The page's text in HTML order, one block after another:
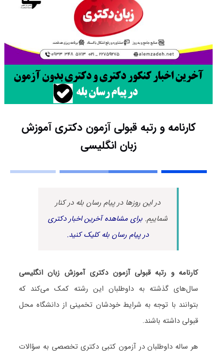
کارنامه و رتبه قبولی آزمون دکتری آﻣﻮزش
زﺑﺎن انگلیسی
در این روزها در پیام رسان بله در کنار
شماییم.برای مشاهده آخرین اخبار دکتری
در پیام رسان بله کلیک کنید.
کارنامه و رتبه قبولی آزمون دکتری آﻣﻮزش زﺑﺎن انگلیسی
سال‌های گذشته به داوطلبان این رشته کمک می‌کند که
بتوانند با توجه به شرایط خودشان تخمینی از دانشگاه محل
قبولی داشته باشند.
هر ساله داوطلبان در آزمون کتبی دکتری تخصصی به سؤالات